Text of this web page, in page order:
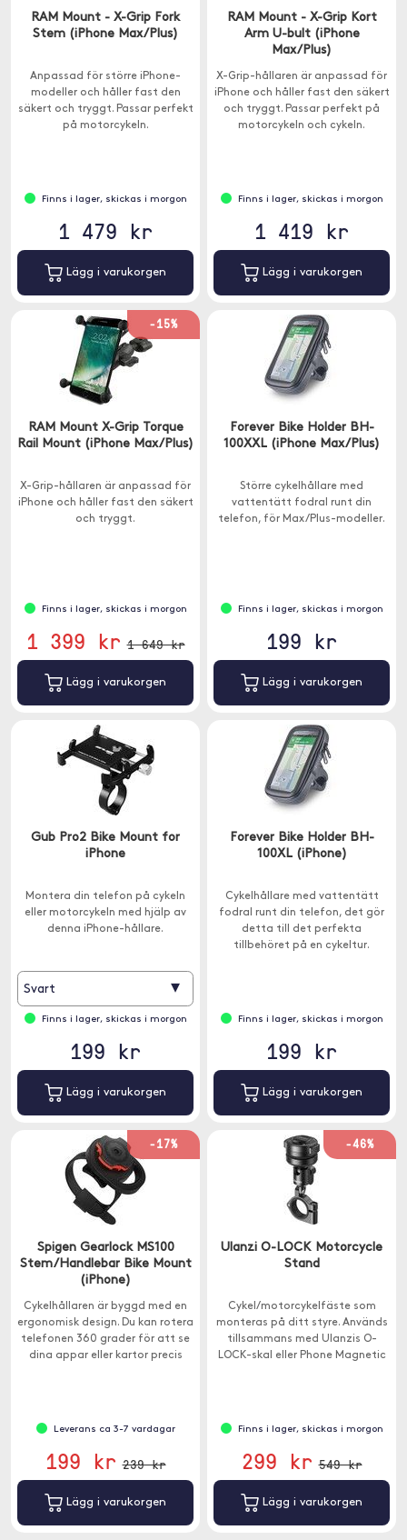
RAM Mount - X-Grip Fork
Stem (iPhone Max/Plus)
Anpassad för större iPhone-
modeller och håller fast den
säkert och tryggt. Passar perfekt
på motorcykeln.
Finns i lager, skickas i morgon
1 479 kr
Lägg i varukorgen
RAM Mount - X-Grip Kort
Arm U-bult (iPhone
Max/Plus)
X-Grip-hållaren är anpassad för
iPhone och håller fast den säkert
och tryggt. Passar perfekt på
motorcykeln och cykeln.
Finns i lager, skickas i morgon
1 419 kr
Lägg i varukorgen
-15%
RAM Mount X-Grip Torque
Rail Mount (iPhone Max/Plus)
X-Grip-hållaren är anpassad för
iPhone och håller fast den säkert
och tryggt.
Finns i lager, skickas i morgon
1 399 kr 1 649 kr
Lägg i varukorgen
Forever Bike Holder BH-
100XXL (iPhone Max/Plus)
Större cykelhållare med
vattentätt fodral runt din
telefon, för Max/Plus-modeller.
Finns i lager, skickas i morgon
199 kr
Lägg i varukorgen
Gub Pro2 Bike Mount for
iPhone
Montera din telefon på cykeln
eller motorcykeln med hjälp av
denna iPhone-hållare.
Svart ▾
Finns i lager, skickas i morgon
199 kr
Lägg i varukorgen
Forever Bike Holder BH-
100XL (iPhone)
Cykelhållare med vattentätt
fodral runt din telefon, det gör
detta till det perfekta
tillbehöret på en cykeltur.
Finns i lager, skickas i morgon
199 kr
Lägg i varukorgen
-17%
Spigen Gearlock MS100
Stem/Handlebar Bike Mount
(iPhone)
Cykelhållaren är byggd med en
ergonomisk design. Du kan rotera
telefonen 360 grader för att se
dina appar eller kartor precis
Leverans ca 3-7 vardagar
199 kr 239 kr
Lägg i varukorgen
-46%
Ulanzi O-LOCK Motorcycle
Stand
Cykel/motorcykelfäste som
monteras på ditt styre. Används
tillsammans med Ulanzis O-
LOCK-skal eller Phone Magnetic
Finns i lager, skickas i morgon
299 kr 549 kr
Lägg i varukorgen